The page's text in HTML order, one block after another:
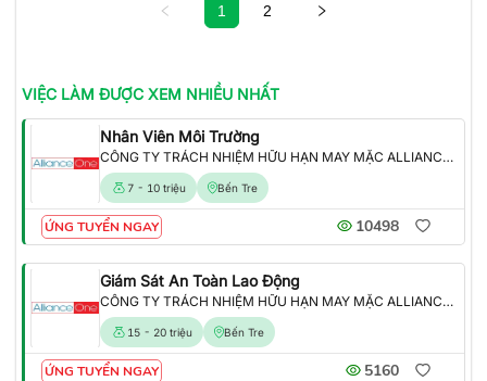
1 2
VIỆC LÀM ĐƯỢC XEM NHIỀU NHẤT
Nhân Viên Môi Trường
CÔNG TY TRÁCH NHIỆM HỮU HẠN MAY MẶC ALLIANCE ONE
7 - 10 triệu Bến Tre
ỨNG TUYỂN NGAY 10498
Giám Sát An Toàn Lao Động
CÔNG TY TRÁCH NHIỆM HỮU HẠN MAY MẶC ALLIANCE ONE
15 - 20 triệu Bến Tre
ỨNG TUYỂN NGAY 5160